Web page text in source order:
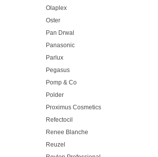
Olaplex
Oster
Pan Drwal
Panasonic
Parlux
Pegasus
Pomp & Co
Polder
Proximus Cosmetics
Refectocil
Renee Blanche
Reuzel